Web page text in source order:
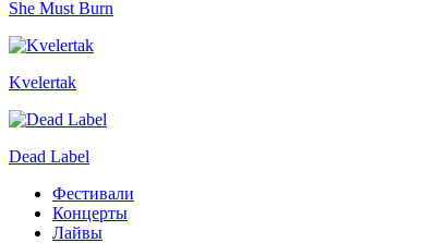
She Must Burn
Kvelertak
Dead Label
Фестивали
Концерты
Лайвы